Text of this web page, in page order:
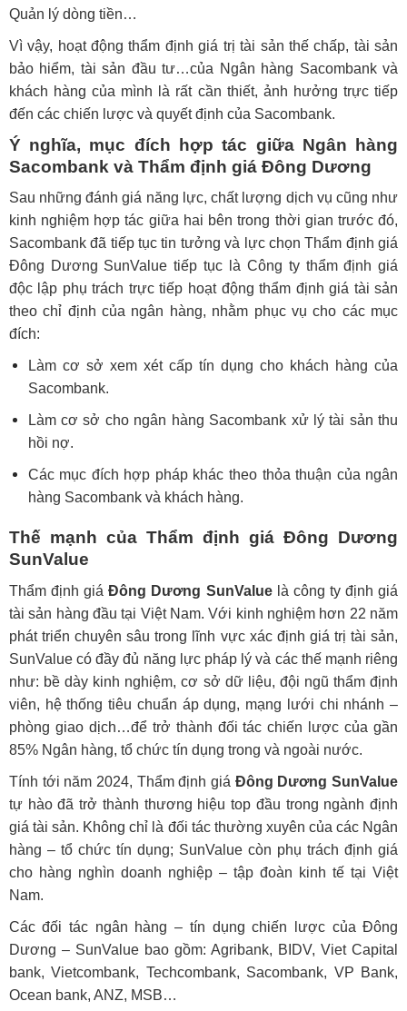
Quản lý dòng tiền…
Vì vậy, hoạt động thẩm định giá trị tài sản thế chấp, tài sản
bảo hiểm, tài sản đầu tư…của Ngân hàng Sacombank và
khách hàng của mình là rất cần thiết, ảnh hưởng trực tiếp
đến các chiến lược và quyết định của Sacombank.
Ý nghĩa, mục đích hợp tác giữa Ngân hàng
Sacombank và Thẩm định giá Đông Dương
Sau những đánh giá năng lực, chất lượng dịch vụ cũng như
kinh nghiệm hợp tác giữa hai bên trong thời gian trước đó,
Sacombank đã tiếp tục tin tưởng và lực chọn Thẩm định giá
Đông Dương SunValue tiếp tục là Công ty thẩm định giá
độc lập phụ trách trực tiếp hoạt động thẩm định giá tài sản
theo chỉ định của ngân hàng, nhằm phục vụ cho các mục
đích:
Làm cơ sở xem xét cấp tín dụng cho khách hàng của
Sacombank.
Làm cơ sở cho ngân hàng Sacombank xử lý tài sản thu
hồi nợ.
Các mục đích hợp pháp khác theo thỏa thuận của ngân
hàng Sacombank và khách hàng.
Thế mạnh của Thẩm định giá Đông Dương
SunValue
Thẩm định giáĐông Dương SunValuelà công ty định giá
tài sản hàng đầu tại Việt Nam. Với kinh nghiệm hơn 22 năm
phát triển chuyên sâu trong lĩnh vực xác định giá trị tài sản,
SunValue có đầy đủ năng lực pháp lý và các thế mạnh riêng
như: bề dày kinh nghiệm, cơ sở dữ liệu, đội ngũ thẩm định
viên, hệ thống tiêu chuẩn áp dụng, mạng lưới chi nhánh –
phòng giao dịch…để trở thành đối tác chiến lược của gần
85% Ngân hàng, tổ chức tín dụng trong và ngoài nước.
Tính tới năm 2024, Thẩm định giá Đông Dương SunValue
tự hào đã trở thành thương hiệu top đầu trong ngành định
giá tài sản. Không chỉ là đối tác thường xuyên của các Ngân
hàng – tổ chức tín dụng; SunValue còn phụ trách định giá
cho hàng nghìn doanh nghiệp – tập đoàn kinh tế tại Việt
Nam.
Các đối tác ngân hàng – tín dụng chiến lược của Đông
Dương – SunValue bao gồm: Agribank, BIDV, Viet Capital
bank, Vietcombank, Techcombank, Sacombank, VP Bank,
Ocean bank, ANZ, MSB…